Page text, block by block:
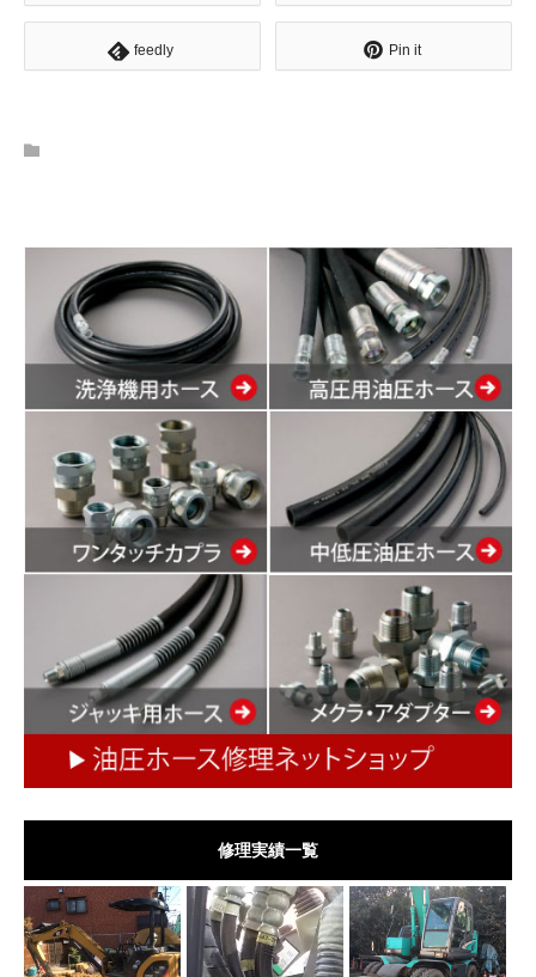
feedly Pin it
修理実績一覧